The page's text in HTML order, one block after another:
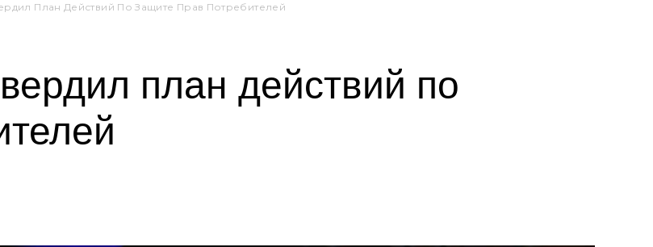
План Действий По Защите Прав Потребителей
план действий по